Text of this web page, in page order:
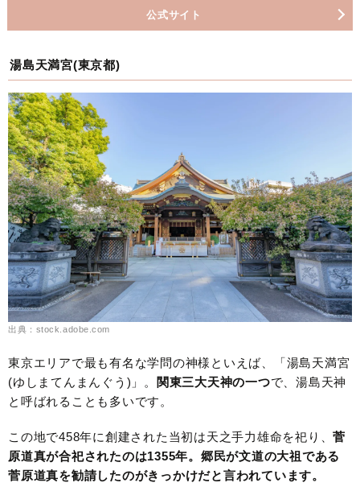
公式サイト
湯島天満宮(東京都)
出典：stock.adobe.com
東京エリアで最も有名な学問の神様といえば、「湯島天満宮
(ゆしまてんまんぐう)」。
関東三大天神の一つで、湯島天神
と呼ばれることも多いです。
この地で458年に創建された当初は天之手力雄命を祀り、菅
原道真が合祀されたのは1355年。郷民が文道の大祖である
菅原道真を勧請したのがきっかけだと言われています。